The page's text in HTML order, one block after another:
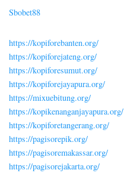
Sbobet88
https://kopiforebanten.org/
https://kopiforejateng.org/
https://kopiforesumut.org/
https://kopiforejayapura.org/
https://mixuebitung.org/
https://kopikenanganjayapura.org/
https://kopiforetangerang.org/
https://pagisorepik.org/
https://pagisoremakassar.org/
https://pagisorejakarta.org/